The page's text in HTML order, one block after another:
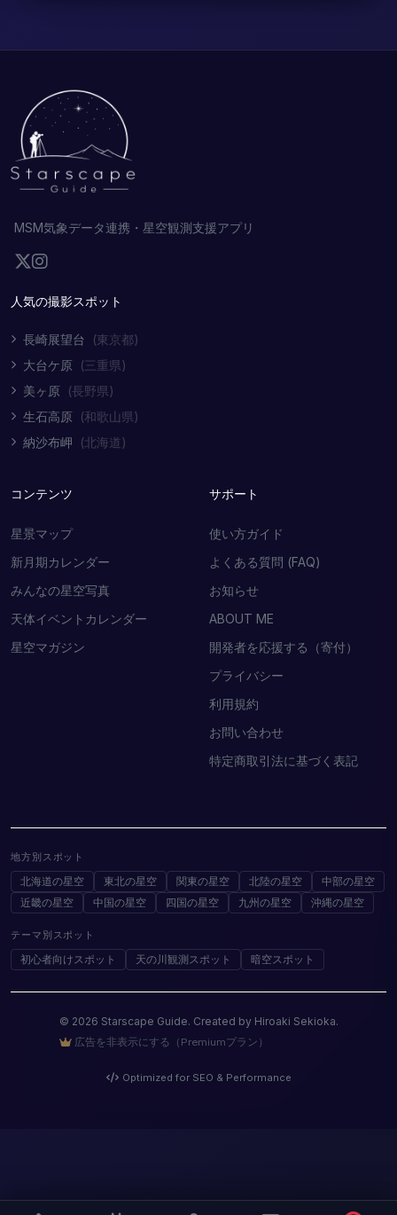
MSM気象データ連携・星空観測支援アプリ
人気の撮影スポット
長崎展望台
(東京都)
大台ケ原 (三重県)
美ヶ原 (長野県)
生石高原 (和歌山県)
納沙布岬
(北海道)
コンテンツ
星景マップ
新月期カレンダー
みんなの星空写真
天体イベントカレンダー
星空マガジン
サポート
使い方ガイド
よくある質問 (FAQ)
お知らせ
ABOUT ME
開発者を応援する（寄付）
プライバシー
利用規約
お問い合わせ
特定商取引法に基づく表記
地方別スポット
北海道の星空 東北の星空 関東の星空 北陸の星空
中部の星空
近畿の星空
中国の星空 四国の星空 九州の星空 沖縄の星空
テーマ別スポット
初心者向けスポット 天の川観測スポット 暗空スポット
© 2026 Starscape Guide. Created by Hiroaki Sekioka.
広告を非表示にする（Premiumプラン）
Optimized for SEO & Performance